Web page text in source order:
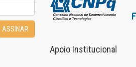
ASSINAR
Apoio Institucional